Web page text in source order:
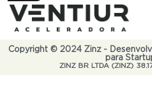
Copyright © 2024 Zinz -
para
ZINZ BR LTDA (ZINZ)